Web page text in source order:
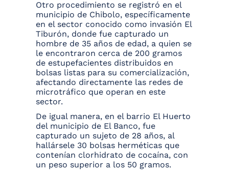
Otro procedimiento se registró en el
municipio de Chibolo, específicamente
en el sector conocido como invasión El
Tiburón, donde fue capturado un
hombre de 35 años de edad, a quien se
le encontraron cerca de 200 gramos
de estupefacientes distribuidos en
bolsas listas para su comercialización,
afectando directamente las redes de
microtráfico que operan en este
sector.
De igual manera, en el barrio El Huerto
del municipio de El Banco, fue
capturado un sujeto de 28 años, al
hallársele 30 bolsas herméticas que
contenían clorhidrato de cocaína, con
un peso superior a los 50 gramos.